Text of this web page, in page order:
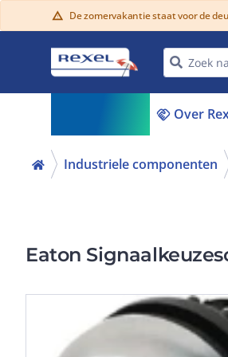
warning De zomervakantie staat voor de
handshake Over
Industriele componenten
Eaton